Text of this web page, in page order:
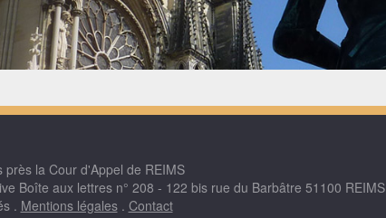
la Cour d'Appel de REIMS
Boîte aux lettres n° 208 - 122 bis rue du Barbâtre 51100 REIMS
. Mentions légales. Contact